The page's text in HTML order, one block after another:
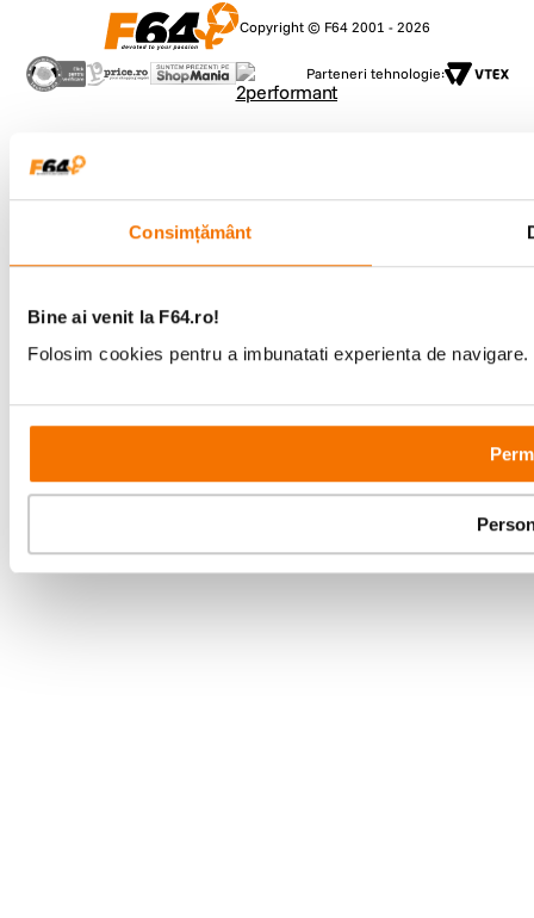
Consimțământ
Bine ai venit la F64.ro!
Folosim cookies pentru a imbunatati experienta de
Copyright © F64 2001 - 2026
Parteneri tehnologie: